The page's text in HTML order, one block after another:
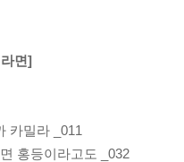
면]
카밀라 _011
홍등이라고도 _032